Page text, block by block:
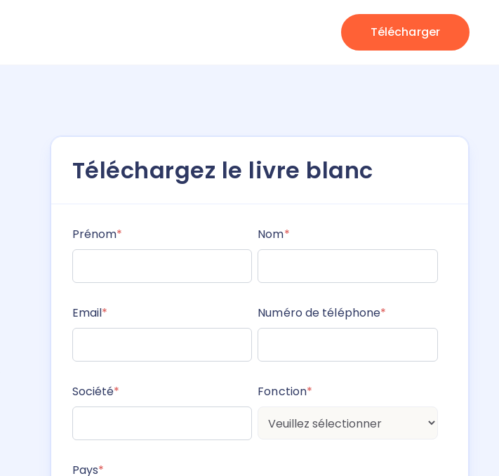
Télécharger
Téléchargez le livre blanc
Prénom* Nom*
Email* Numéro de téléphone*
Société* Fonction*
Pays*